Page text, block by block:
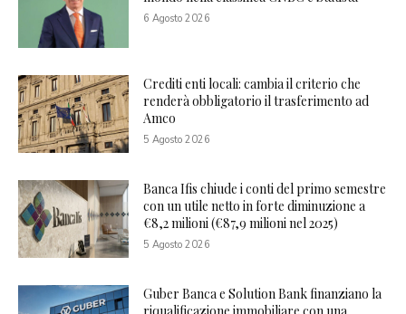
6 Agosto 2026
Crediti enti locali: cambia il criterio che
renderà obbligatorio il trasferimento ad
Amco
5 Agosto 2026
Banca Ifis chiude i conti del primo semestre
con un utile netto in forte diminuzione a
€8,2 milioni (€87,9 milioni nel 2025)
5 Agosto 2026
Guber Banca e Solution Bank finanziano la
riqualificazione immobiliare con una